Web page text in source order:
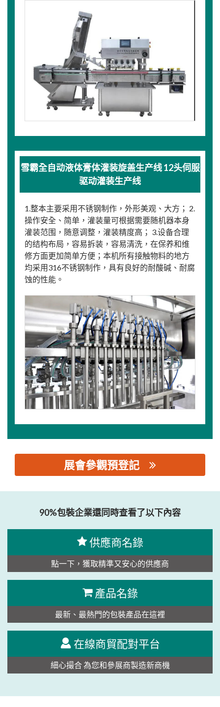
雪霸全自动液体膏体灌装旋盖生产线 12头伺服
驱动灌装生产线
1.整本主要采用不锈钢制作，外形美观、大方； 2.
操作安全、简单，灌装量可根据需要随机器本身
灌装范围，随意调整，灌装精度高； 3.设备合理
的结构布局，容易拆装，容易清洗，在保养和维
修方面更加简单方便；本机所有接触物料的地方
均采用316不锈钢制作，具有良好的耐酸碱、耐腐
蚀的性能。
展會參觀預登記
90%包裝企業還同時查看了以下內容
供應商名錄
點一下，獲取精準又安心的供應商
產品名錄
最新、最熱門的包裝產品在這裡
在線商貿配對平台
細心撮合 為您和參展商製造新商機